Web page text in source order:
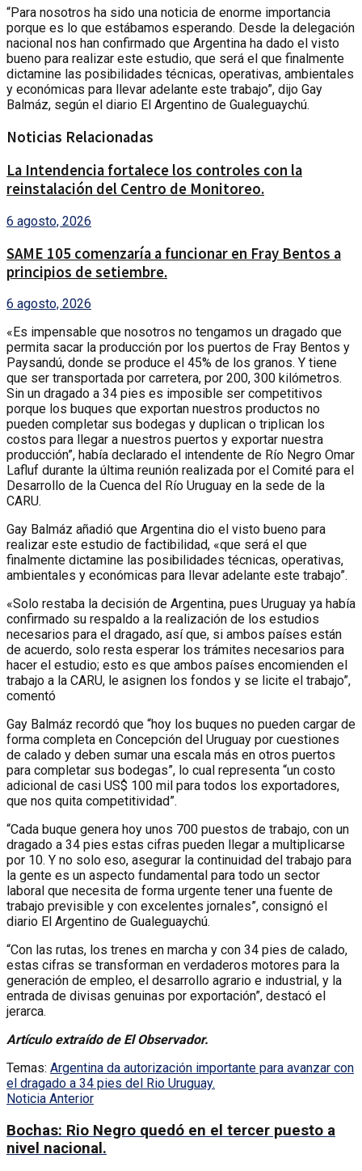
“Para nosotros ha sido una noticia de enorme importancia
porque es lo que estábamos esperando. Desde la delegación
nacional nos han confirmado que Argentina ha dado el visto
bueno para realizar este estudio, que será el que finalmente
dictamine las posibilidades técnicas, operativas, ambientales
y económicas para llevar adelante este trabajo”, dijo Gay
Balmáz, según el diario El Argentino de Gualeguaychú.
Noticias Relacionadas
La Intendencia fortalece los controles con la
reinstalación del Centro de Monitoreo.
6 agosto, 2026
SAME 105 comenzaría a funcionar en Fray Bentos a
principios de setiembre.
6 agosto, 2026
«Es impensable que nosotros no tengamos un dragado que
permita sacar la producción por los puertos de Fray Bentos y
Paysandú, donde se produce el 45% de los granos. Y tiene
que ser transportada por carretera, por 200, 300 kilómetros.
Sin un dragado a 34 pies es imposible ser competitivos
porque los buques que exportan nuestros productos no
pueden completar sus bodegas y duplican o triplican los
costos para llegar a nuestros puertos y exportar nuestra
producción”, había declarado el intendente de Río Negro Omar
Lafluf durante la última reunión realizada por el Comité para el
Desarrollo de la Cuenca del Río Uruguay en la sede de la
CARU.
Gay Balmáz añadió que Argentina dio el visto bueno para
realizar este estudio de factibilidad, «que será el que
finalmente dictamine las posibilidades técnicas, operativas,
ambientales y económicas para llevar adelante este trabajo”.
«Solo restaba la decisión de Argentina, pues Uruguay ya había
confirmado su respaldo a la realización de los estudios
necesarios para el dragado, así que, si ambos países están
de acuerdo, solo resta esperar los trámites necesarios para
hacer el estudio; esto es que ambos países encomienden el
trabajo a la CARU, le asignen los fondos y se licite el trabajo”,
comentó
Gay Balmáz recordó que “hoy los buques no pueden cargar de
forma completa en Concepción del Uruguay por cuestiones
de calado y deben sumar una escala más en otros puertos
para completar sus bodegas”, lo cual representa “un costo
adicional de casi US$ 100 mil para todos los exportadores,
que nos quita competitividad”.
“Cada buque genera hoy unos 700 puestos de trabajo, con un
dragado a 34 pies estas cifras pueden llegar a multiplicarse
por 10. Y no solo eso, asegurar la continuidad del trabajo para
la gente es un aspecto fundamental para todo un sector
laboral que necesita de forma urgente tener una fuente de
trabajo previsible y con excelentes jornales”, consignó el
diario El Argentino de Gualeguaychú.
“Con las rutas, los trenes en marcha y con 34 pies de calado,
estas cifras se transforman en verdaderos motores para la
generación de empleo, el desarrollo agrario e industrial, y la
entrada de divisas genuinas por exportación”, destacó el
jerarca.
Artículo extraído de El Observador.
Temas: Argentina da autorización importante para avanzar con
el dragado a 34 pies del Rio Uruguay.
Noticia Anterior
Bochas: Rio Negro quedó en el tercer puesto a
nivel nacional.